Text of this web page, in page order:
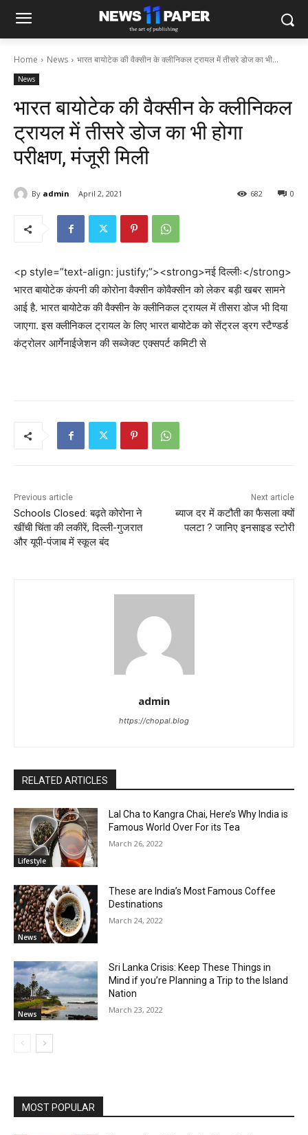
Home News भारत बायोटेक की वैक्सीन के क्लीनिकल ट्रायल में तीसरे डोज का भी...
News
भारत बायोटेक की वैक्सीन के क्लीनिकल
ट्रायल में तीसरे डोज का भी होगा
परीक्षण, मंजूरी मिली
By admin April 2, 2021 0
682
<p style=”text-align: justify;”><strong>नई दिल्लीः</strong>
भारत बायोटेक कंपनी की कोरोना वैक्सीन कोवैक्सीन को लेकर बड़ी खबर सामने
आई है. भारत बायोटेक की वैक्सीन के क्लीनिकल ट्रायल में तीसरा डोज भी दिया
जाएगा. इस क्लीनिकल ट्रायल के लिए भारत बायोटेक को सेंट्रल ड्रग स्टैण्डर्ड
कंट्रोलर आर्गेनाईजेशन की सब्जेक्ट एक्सपर्ट कमिटी से
Previous article
Schools Closed: बढ़ते कोरोना ने
खींची चिंता की लकीरें, दिल्ली-गुजरात
और यूपी-पंजाब में स्कूल बंद
Next article
ब्याज दर में कटौती का फैसला क्यों
पलटा ? जानिए इनसाइड स्टोरी
admin
https://chopal.blog
RELATED ARTICLES
Lifestyle
Lal Cha to Kangra Chai, Here’s Why India is
Famous World Over For its Tea
March 26, 2022
News
These are India’s Most Famous Coffee
Destinations
March 24, 2022
News
Sri Lanka Crisis: Keep These Things in
Mind if you’re Planning a Trip to the Island
Nation
March 23, 2022
MOST POPULAR